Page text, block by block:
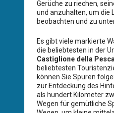
Gerüche zu riechen,
und anzuhalten, um die
beobachten und zu
Es gibt viele markierte
die beliebtesten in der
Castiglione della
beliebtesten
können Sie Spuren
zur Entdeckung des
als hundert Kilometer
Wegen für gemütliche